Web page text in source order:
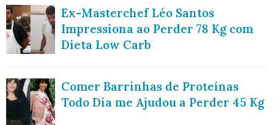
Ex-Masterchef Léo Santos
Impressiona ao Perder 78 Kg com
Dieta Low Carb
Comer Barrinhas de Proteínas
Todo Dia me Ajudou a Perder 45 Kg